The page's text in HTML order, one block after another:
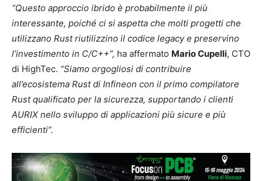
“Questo approccio ibrido è probabilmente il più
interessante, poiché ci si aspetta che molti progetti che
utilizzano Rust riutilizzino il codice legacy e preservino
l’investimento in C/C++”, ha affermato Mario Cupelli, CTO
di HighTec. “Siamo orgogliosi di contribuire
all’ecosistema Rust di Infineon con il primo compilatore
Rust qualificato per la sicurezza, supportando i clienti
AURIX nello sviluppo di applicazioni più sicure e più
efficienti”.